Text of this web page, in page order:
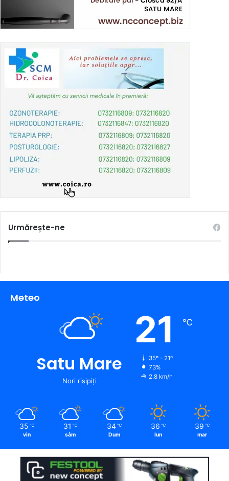
Urmărește-ne
Meteo
Satu Mare
Nori risipiți
21 ℃
35º - 21º
73%
2.8 km/h
35 ℃
vin
31 ℃
sâm
34 ℃
Dum
36 ℃
lun
39 ℃
mar